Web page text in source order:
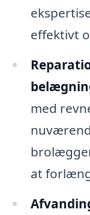
effektivt
med
at